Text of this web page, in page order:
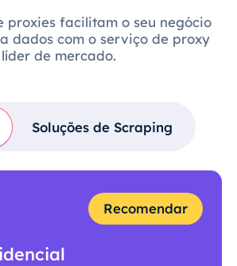
proxies facilitam o seu negócio
dados com o serviço de proxy
líder de mercado.
Soluções de Scraping
Recomendar